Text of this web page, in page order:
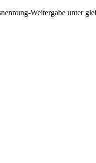
Weitergabe unter